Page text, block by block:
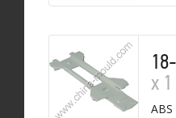
х
ABS